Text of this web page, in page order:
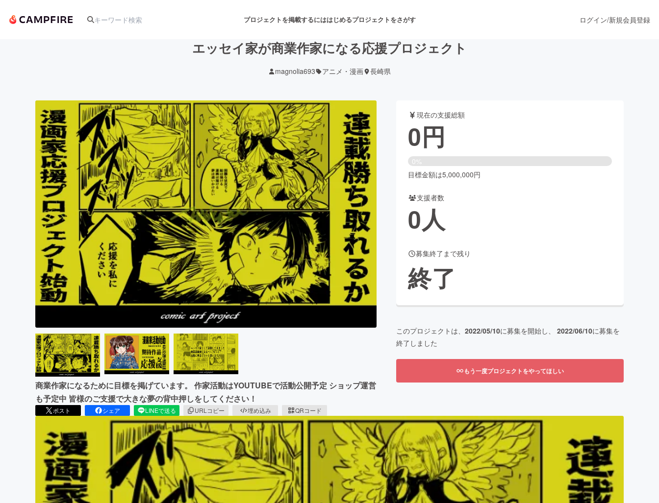
プロジェクトを掲載するにははじめるプロジェクトをさがす
アート・写真 音楽 舞台・パフォーマンス
テクノロジー・ガジェット ゲーム・サービス開発 フード・飲食店
映像・映画 書籍・雑誌出版 アニメ・漫画
ビジネス・起業 チャレンジ ビューティー・ヘルスケア
まちづくり・地域活性化
CAMPFIRE for Social Good
CAMPFIRE Creation
CAMPFIREふるさと納税
machi-yaコミュニティ
ログイン/新規会員登録
エッセイ家が商業作家になる応援プロジェクト
magnolia693 アニメ・漫画 長崎県
商業作家になるために目標を掲げています。 作家活動はYOUTUBEで活動公開予定 ショップ運営
も予定中 皆様のご支援で大きな夢の背中押しをしてください！
ポスト シェア LINEで送る URLコピー 埋め込み QRコード
現在の支援総額
0円
0%
目標金額は5,000,000円
支援者数
0人
募集終了まで残り
終了
このプロジェクトは、 2022/05/10に募集を開始し、 2022/06/10に募集を
終了しました
もう一度プロジェクトをやってほしい